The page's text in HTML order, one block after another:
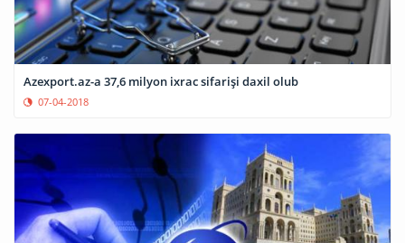
Azexport.az-a 37,6 milyon ixrac sifarişi daxil olub
07-04-2018